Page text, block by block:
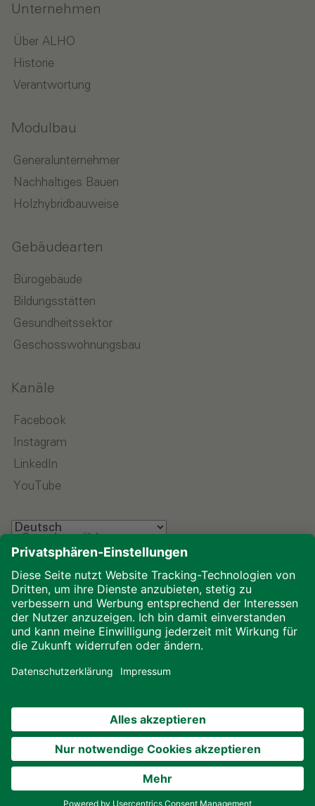
Unternehmen
Über ALHO
Historie
Verantwortung
Modulbau
Generalunternehmer
Nachhaltiges Bauen
Holzhybridbauweise
Gebäudearten
Bürogebäude
Bildungsstätten
Gesundheitssektor
Geschosswohnungsbau
Kanäle
Facebook
Instagram
LinkedIn
YouTube
Impressum
Datenschutz
Downloads
Cookies
© 2026 ALHO Systembau – Ein Unternehmen der
ALHO Gruppe